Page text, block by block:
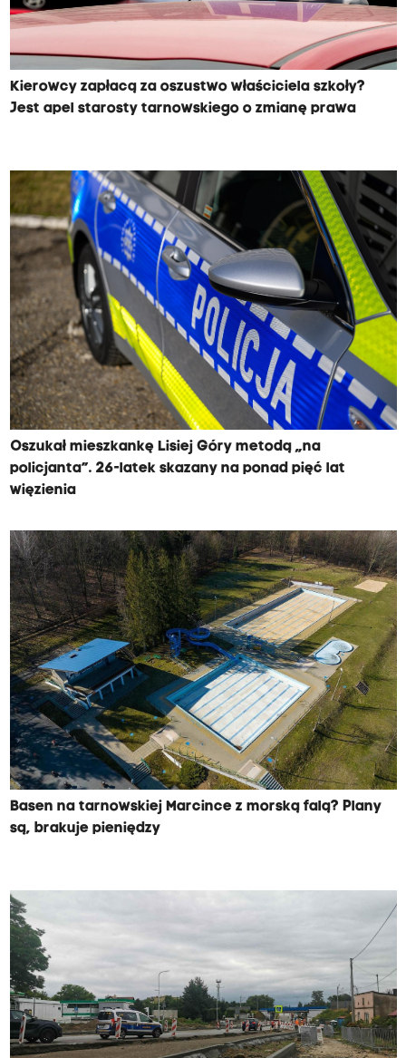
Kierowcy zapłacą za oszustwo właściciela szkoły?
Jest apel starosty tarnowskiego o zmianę prawa
Oszukał mieszkankę Lisiej Góry metodą „na
policjanta”. 26-latek skazany na ponad pięć lat
więzienia
Basen na tarnowskiej Marcince z morską falą? Plany
są, brakuje pieniędzy